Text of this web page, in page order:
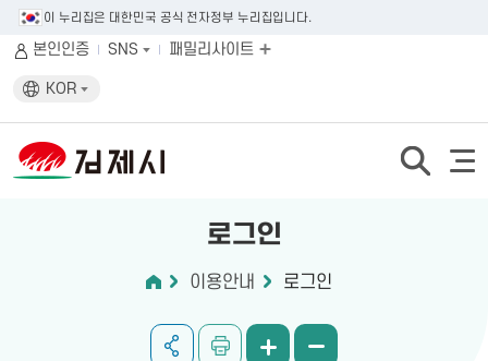
이 누리집은 대한민국 공식 전자정부 누리집입니다.
본인인증 SNS 패밀리사이트
KOR
로그인
이용안내 로그인